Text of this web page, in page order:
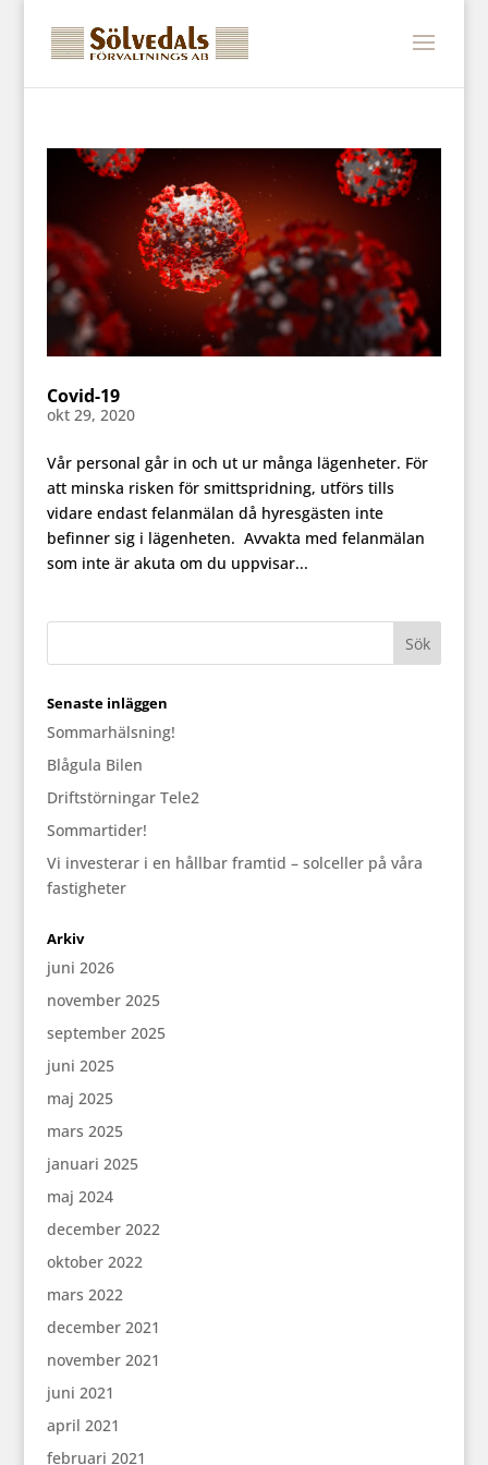
Covid-19
okt 29, 2020
Vår personal går in och ut ur många lägenheter. För
att minska risken för smittspridning, utförs tills
vidare endast felanmälan då hyresgästen inte
befinner sig i lägenheten. Avvakta med felanmälan
som inte är akuta om du uppvisar...
Senaste inläggen
Sommarhälsning!
Blågula Bilen
Driftstörningar Tele2
Sommartider!
Vi investerar i en hållbar framtid – solceller på våra
fastigheter
Arkiv
juni 2026
november 2025
september 2025
juni 2025
maj 2025
mars 2025
januari 2025
maj 2024
december 2022
oktober 2022
mars 2022
december 2021
november 2021
juni 2021
april 2021
februari 2021